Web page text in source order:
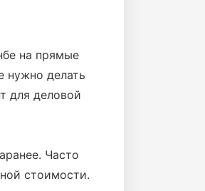
на прямые
нужно делать
для деловой
Часто
стоимости.